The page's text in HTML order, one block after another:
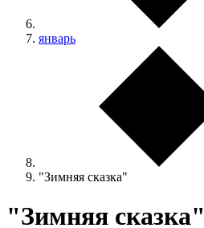
январь
"Зимняя сказка"
"Зимняя сказка"